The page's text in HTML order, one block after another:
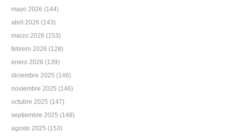
mayo 2026 (144)
abril 2026 (143)
marzo 2026 (153)
febrero 2026 (128)
enero 2026 (139)
diciembre 2025 (146)
noviembre 2025 (146)
octubre 2025 (147)
septiembre 2025 (148)
agosto 2025 (153)